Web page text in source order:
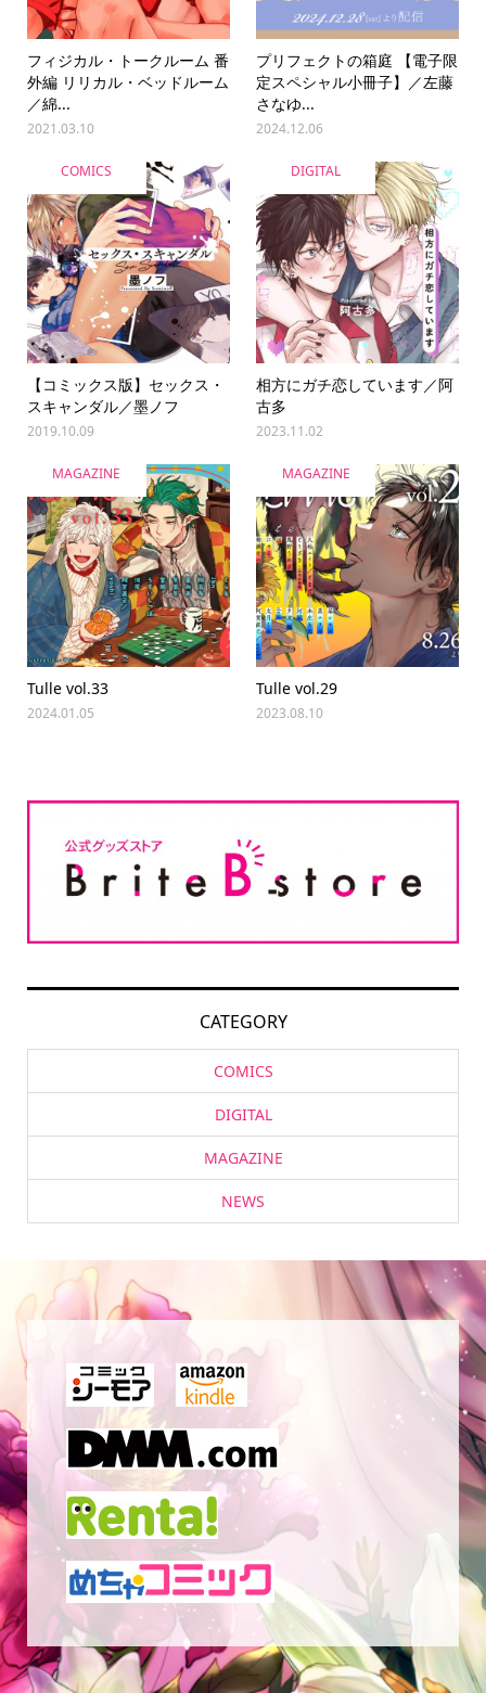
フィジカル・トークルーム 番
外編 リリカル・ベッドルーム
／綿...
2021.03.10
プリフェクトの箱庭 【電子限
定スペシャル小冊子】／左藤
さなゆ...
2024.12.06
COMICS
【コミックス版】セックス・
スキャンダル／墨ノフ
2019.10.09
DIGITAL
相方にガチ恋しています／阿
古多
2023.11.02
MAGAZINE
Tulle vol.33
2024.01.05
MAGAZINE
Tulle vol.29
2023.08.10
CATEGORY
COMICS
DIGITAL
MAGAZINE
NEWS